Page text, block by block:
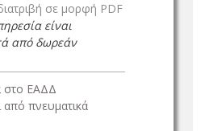
σε μορφή PDF
είναι
από δωρεάν
στο ΕΑΔΔ
από πνευματικά